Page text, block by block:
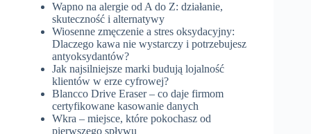
Wapno na alergie od A do Z: działanie,
skuteczność i alternatywy
Wiosenne zmęczenie a stres oksydacyjny:
Dlaczego kawa nie wystarczy i potrzebujesz
antyoksydantów?
Jak najsilniejsze marki budują lojalność
klientów w erze cyfrowej?
Blancco Drive Eraser – co daje firmom
certyfikowane kasowanie danych
Wkra – miejsce, które pokochasz od
pierwszego spływu